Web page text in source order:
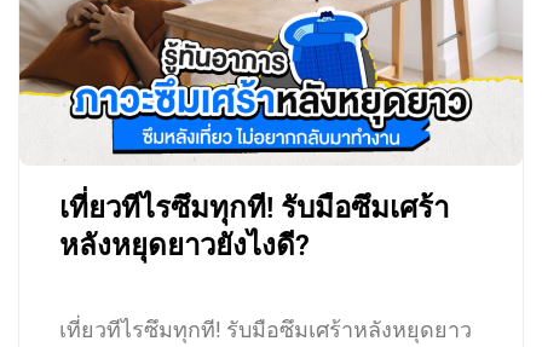
เที่ยวทีไรซึมทุกที! รับมือซึมเศร้า
หลังหยุดยาวยังไงดี?
เที่ยวทีไรซึมทุกที! รับมือซึมเศร้าหลังหยุดยาว